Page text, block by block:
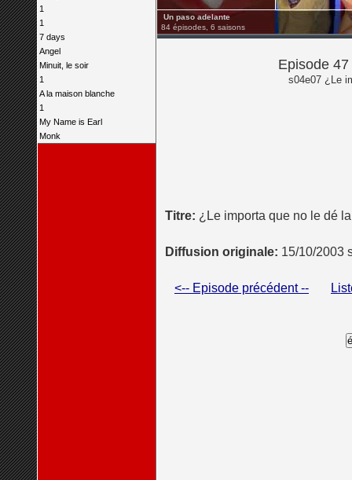
1
1
7 days
Angel
Minuit, le soir
1
A la maison blanche
1
My Name is Earl
Monk
Un paso adelante
84 épisodes, 6 saisons
Episode
s04e07 ¿Le
Titre: ¿Le importa que no le dé
Diffusion originale: 15/10/2003
<-- Episode précédent --